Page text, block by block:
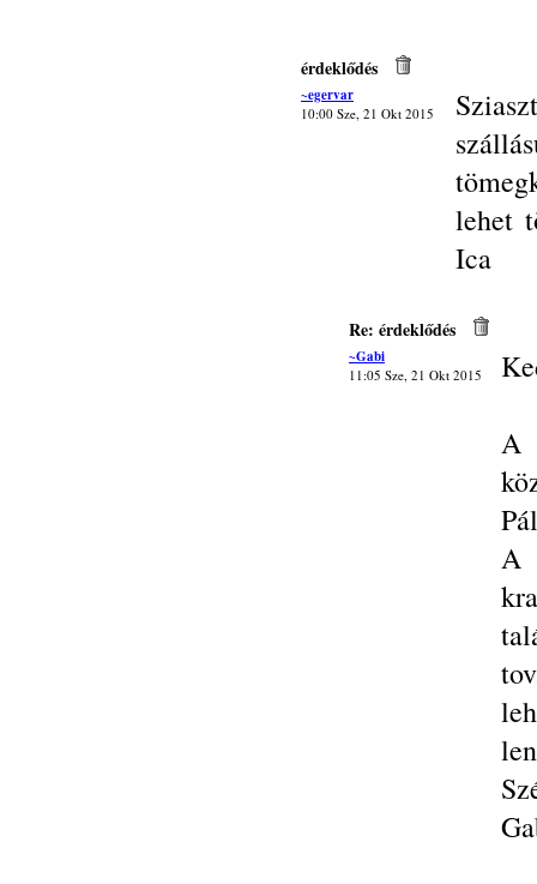
érdeklődés
~egervar
10:00 Sze, 21 Okt 2015
lehet
Ica
Re: érdeklődés
~Gabi
11:05 Sze, 21 Okt 2015
A
A